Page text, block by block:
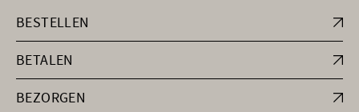
BESTELLEN
BETALEN
BEZORGEN